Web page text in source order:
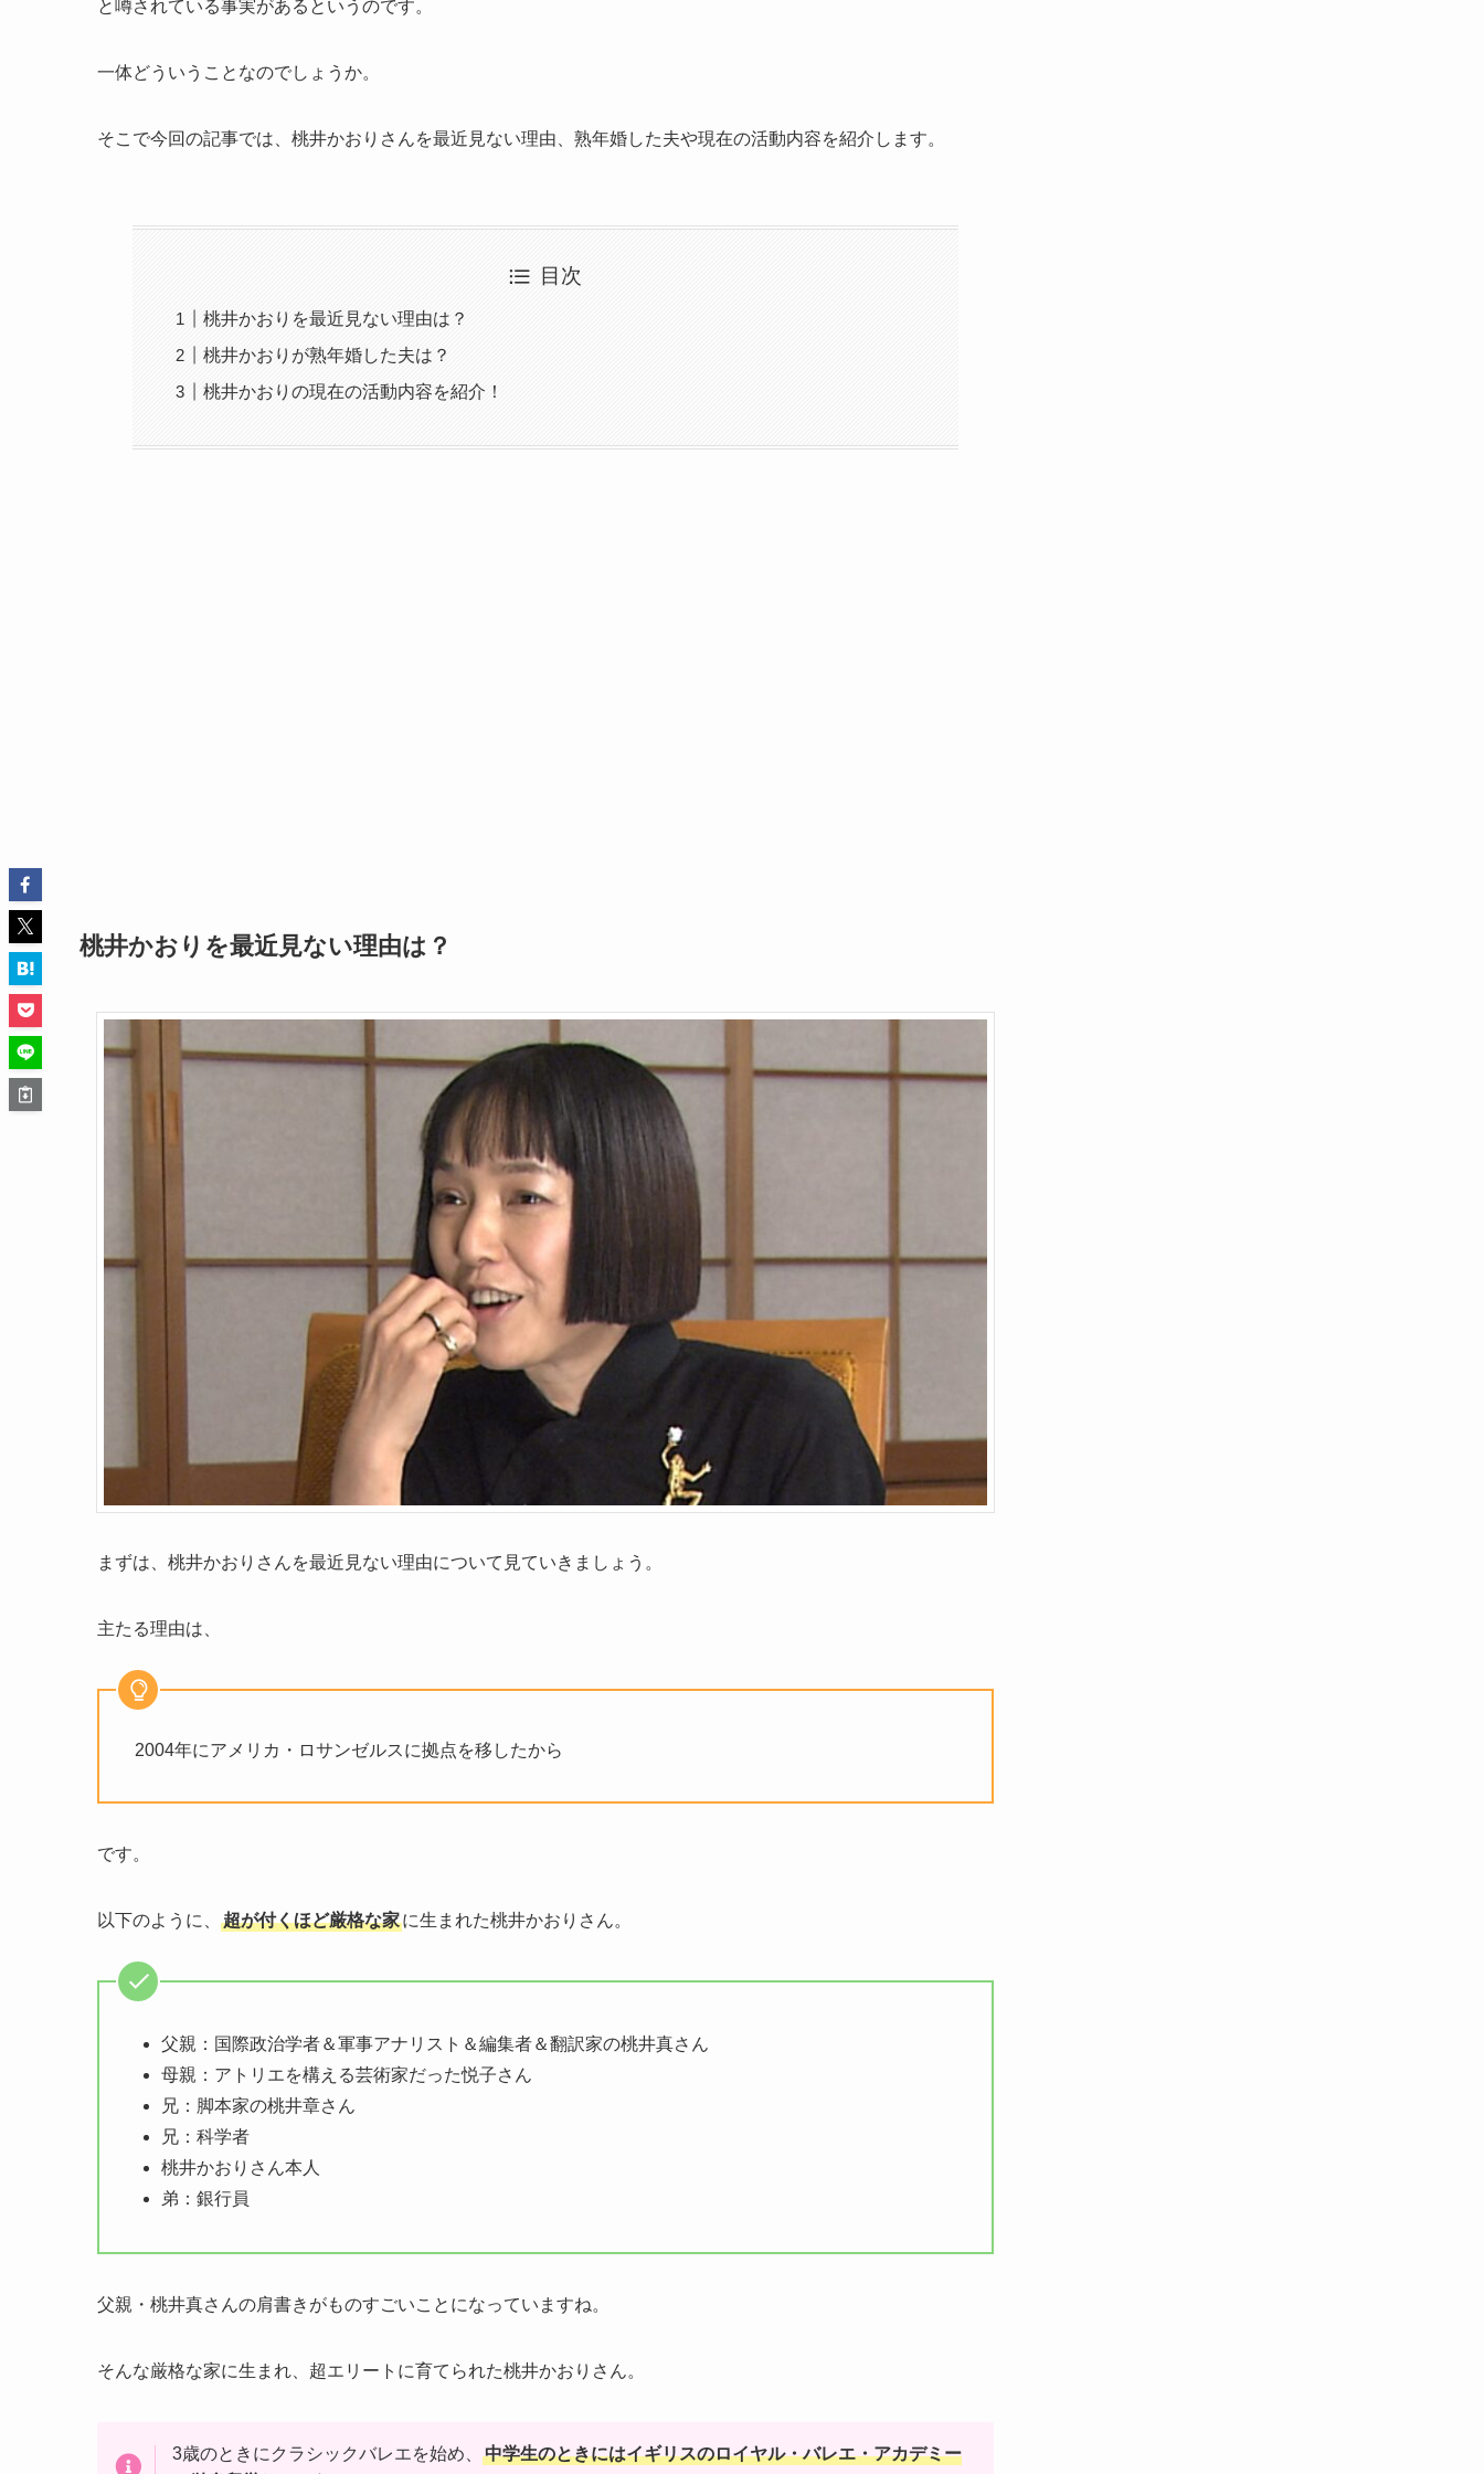
と噂されている事実があるというのです。
一体どういうことなのでしょうか。
そこで今回の記事では、桃井かおりさんを最近見ない理由、熟年婚した夫や現在の活動内容を紹介します。
目次
桃井かおりを最近見ない理由は？
桃井かおりが熟年婚した夫は？
桃井かおりの現在の活動内容を紹介！
桃井かおりを最近見ない理由は？
まずは、桃井かおりさんを最近見ない理由について見ていきましょう。
主たる理由は、
2004年にアメリカ・ロサンゼルスに拠点を移したから
です。
以下のように、 超が付くほど厳格な家に生まれた桃井かおりさん。
父親：国際政治学者＆軍事アナリスト＆編集者＆翻訳家の桃井真さん
母親：アトリエを構える芸術家だった悦子さん
兄：脚本家の桃井章さん
兄：科学者
桃井かおりさん本人
弟：銀行員
父親・桃井真さんの肩書きがものすごいことになっていますね。
そんな厳格な家に生まれ、超エリートに育てられた桃井かおりさん。
3歳のときにクラシックバレエを始め、
中学生のときにはイギリスのロイヤル・バレエ・アカデミー